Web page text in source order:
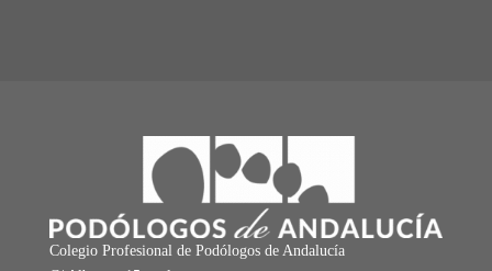
Colegio Profesional de Podólogos de Andalucía